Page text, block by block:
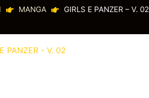
MANGA GIRLS E PANZER – V. 02